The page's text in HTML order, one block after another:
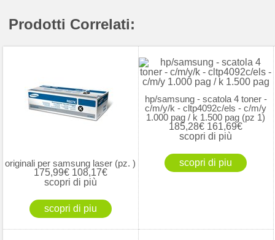
Prodotti Correlati:
originali per samsung laser (pz. )
175,99€108,17€
scopri di più
hp/samsung - scatola 4 toner -
c/m/y/k - cltp4092c/els - c/m/y
1.000 pag / k 1.500 pag (pz 1)
185,28€ 161,69€
scopri di più